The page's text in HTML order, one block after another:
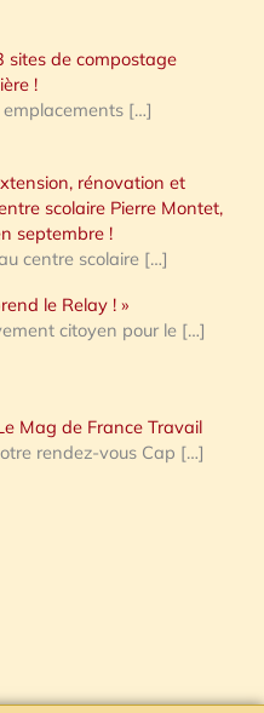
sites de compostage
!
[…]
rénovation et
scolaire Pierre Montet,
septembre !
centre scolaire […]
le Relay ! »
citoyen pour le […]
Mag de France Travail
rendez-vous Cap […]